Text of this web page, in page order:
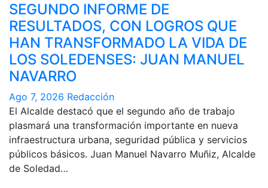
SEGUNDO INFORME DE
RESULTADOS, CON LOGROS QUE
HAN TRANSFORMADO LA VIDA DE
LOS SOLEDENSES: JUAN MANUEL
NAVARRO
Ago 7, 2026 Redacción
El Alcalde destacó que el segundo año de trabajo
plasmará una transformación importante en nueva
infraestructura urbana, seguridad pública y servicios
públicos básicos. Juan Manuel Navarro Muñiz, Alcalde
de Soledad…